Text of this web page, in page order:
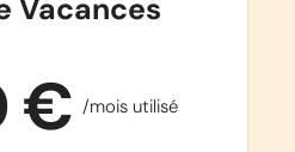
Vacances
€ /mois utilisé